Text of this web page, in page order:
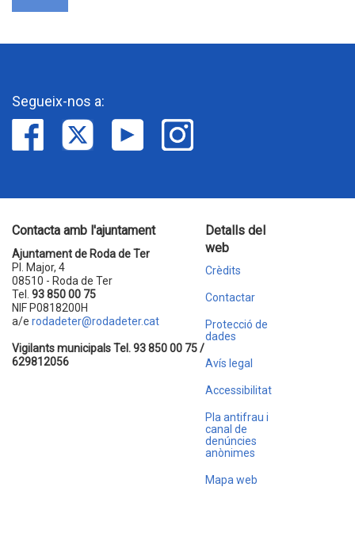
Segueix-nos a:
Contacta amb l'ajuntament
Ajuntament de Roda de Ter
Pl. Major, 4
08510 - Roda de Ter
Tel. 93 850 00 75
NIF P0818200H
a/e rodadeter@rodadeter.cat
Vigilants municipals Tel. 93 850 00 75 /
629812056
Detalls del
web
Crèdits
Contactar
Protecció de
dades
Avís legal
Accessibilitat
Pla antifrau i
canal de
denúncies
anònimes
Mapa web